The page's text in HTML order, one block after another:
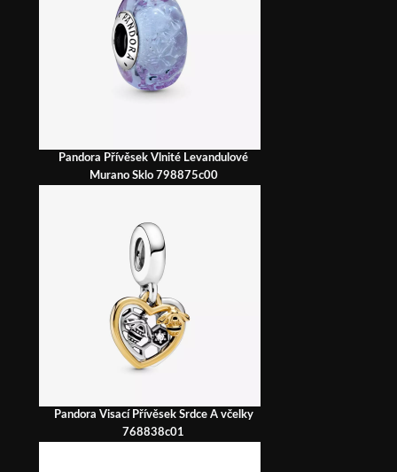
Pandora Přívěsek Vlnité Levandulové
Murano Sklo 798875c00
Pandora Visací Přívěsek Srdce A včelky
768838c01